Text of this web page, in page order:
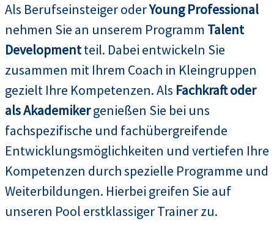
Als Berufseinsteiger oderYoung Professional
nehmen Sie an unserem Programm Talent
Developmentteil. Dabei entwickeln Sie
zusammen mit Ihrem Coach in Kleingruppen
gezielt Ihre Kompetenzen. Als Fachkraft oder
als Akademikergenießen Sie bei uns
fachspezifische und fachübergreifende
Entwicklungsmöglichkeiten und vertiefen Ihre
Kompetenzen durch spezielle Programme und
Weiterbildungen. Hierbei greifen Sie auf
unseren Pool erstklassiger Trainer zu.